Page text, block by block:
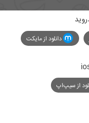
دانلود از مایکت
از سیپ‌اپ